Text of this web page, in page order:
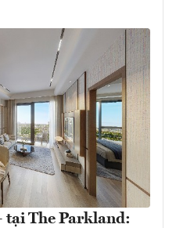
tại The Parkland: